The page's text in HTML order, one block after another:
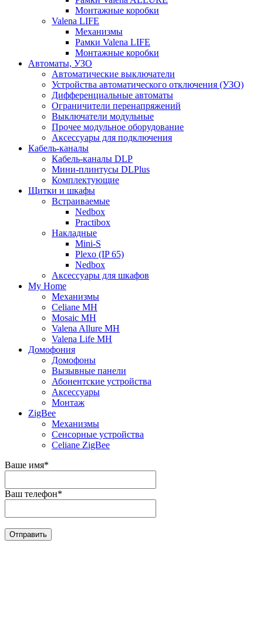
Монтажные коробки
Valena LIFE
Механизмы
Рамки Valena LIFE
Монтажные коробки
Автоматы, УЗО
Автоматические выключатели
Устройства автоматического отключения (УЗО)
Дифференциальные автоматы
Ограничители перенапряжений
Выключатели модульные
Прочее модульное оборудование
Аксессуары для подключения
Кабель-каналы
Кабель-каналы DLP
Мини-плинтусы DLPlus
Комплектующие
Щитки и шкафы
Встраиваемые
Nedbox
Practibox
Накладные
Mini-S
Plexo (IP 65)
Nedbox
Аксессуары для шкафов
My Home
Механизмы
Celiane MH
Mosaic MH
Valena Allure MH
Valena Life MH
Домофония
Домофоны
Вызывные панели
Абонентские устройства
Аксессуары
Монтаж
ZigBee
Механизмы
Сенсорные устройства
Celiane ZigBee
Ваше имя*
Ваш телефон*